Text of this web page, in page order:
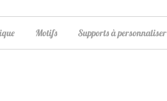
Motifs Supports à personnaliser